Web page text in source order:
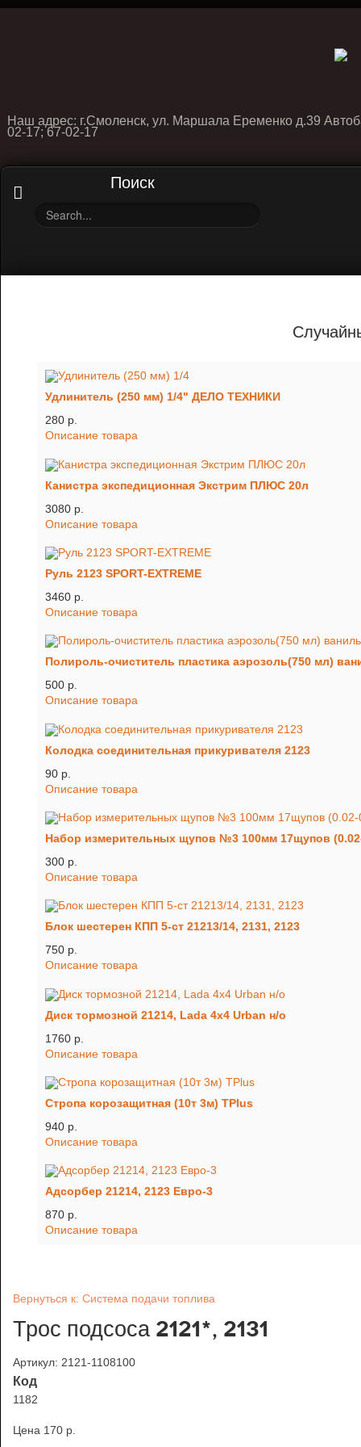
Наш адрес: г.Смоленск, ул. Маршала Еременко д.39
02-17; 67-02-17
Поиск
Удлинитель (250 мм) 1/4" ДЕЛО ТЕХНИКИ
280 p.
Описание товара
Канистра экспедиционная Экстрим ПЛЮС 20л
3080 p.
Описание товара
Руль 2123 SPORT-EXTREME
3460 p.
Описание товара
Полироль-очиститель пластика аэрозоль(750 мл)
500 p.
Описание товара
Колодка соединительная прикуривателя 2123
90 p.
Описание товара
Набор измерительных щупов №3 100мм 17щупов
300 p.
Описание товара
Блок шестерен КПП 5-ст 21213/14, 2131, 2123
750 p.
Описание товара
Диск тормозной 21214, Lada 4х4 Urban н/о
1760 p.
Описание товара
Стропа корозащитная (10т 3м) TРlus
940 p.
Описание товара
Адсорбер 21214, 2123 Евро-3
870 p.
Описание товара
Вернуться к: Система подачи топлива
Трос подсоса 2121*, 2131
Артикул: 2121-1108100
Код
1182
Цена 170 p.